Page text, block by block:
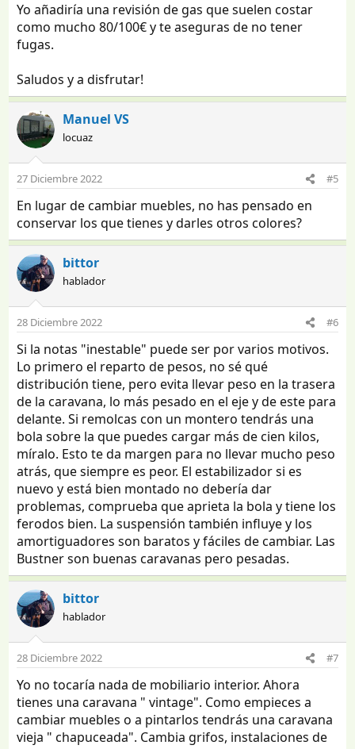
Yo añadiría una revisión de gas que suelen costar
como mucho 80/100€ y te aseguras de no tener
fugas.
Saludos y a disfrutar!
Manuel VS
locuaz
27 Diciembre 2022 #5
En lugar de cambiar muebles, no has pensado en
conservar los que tienes y darles otros colores?
bittor
hablador
28 Diciembre 2022 #6
Si la notas "inestable" puede ser por varios motivos.
Lo primero el reparto de pesos, no sé qué
distribución tiene, pero evita llevar peso en la trasera
de la caravana, lo más pesado en el eje y de este para
delante. Si remolcas con un montero tendrás una
bola sobre la que puedes cargar más de cien kilos,
míralo. Esto te da margen para no llevar mucho peso
atrás, que siempre es peor. El estabilizador si es
nuevo y está bien montado no debería dar
problemas, comprueba que aprieta la bola y tiene los
ferodos bien. La suspensión también influye y los
amortiguadores son baratos y fáciles de cambiar. Las
Bustner son buenas caravanas pero pesadas.
bittor
hablador
28 Diciembre 2022 #7
Yo no tocaría nada de mobiliario interior. Ahora
tienes una caravana " vintage". Como empieces a
cambiar muebles o a pintarlos tendrás una caravana
vieja " chapuceada". Cambia grifos, instalaciones de